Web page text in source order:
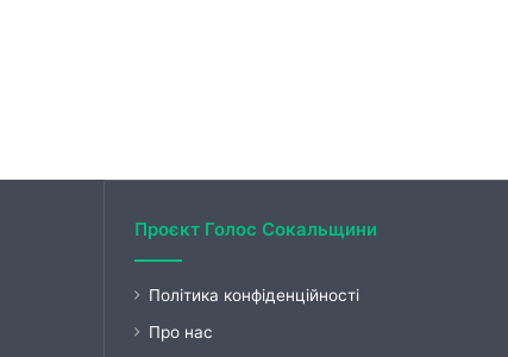
Проєкт Голос Сокальщини
Політика конфіденційності
Про нас